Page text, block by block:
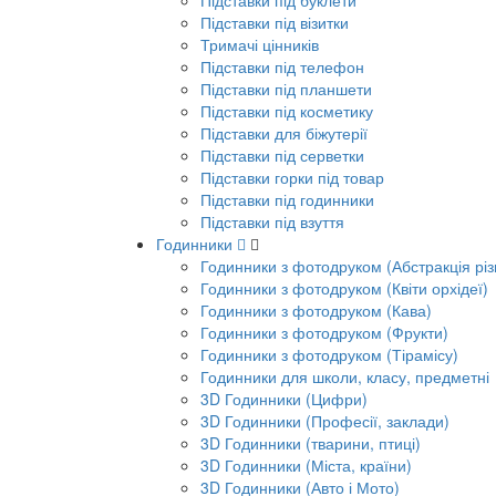
Підставки під візитки
Тримачі цінників
Підставки під телефон
Підставки під планшети
Підставки під косметику
Підставки для біжутерії
Підставки під серветки
Підставки горки під товар
Підставки під годинники
Підставки під взуття
Годинники
Годинники з фотодруком (Абстракція
Годинники з фотодруком (Квіти орхідеї)
Годинники з фотодруком (Кава)
Годинники з фотодруком (Фрукти)
Годинники з фотодруком (Тірамісу)
Годинники для школи, класу, предметні
3D Годинники (Цифри)
3D Годинники (Професії, заклади)
3D Годинники (тварини, птиці)
3D Годинники (Міста, країни)
3D Годинники (Авто і Мото)